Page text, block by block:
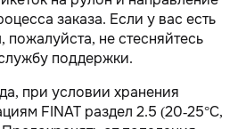
заказа. Если у вас есть
не стесняйтесь
поддержки.
при условии хранения
FINAT раздел 2.5 (20-25°С,